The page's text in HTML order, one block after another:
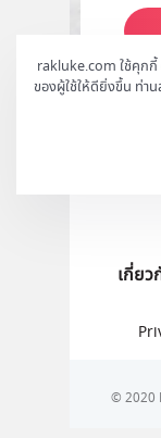
rakluke.com ใช้คุก
ของผู้ใช้ให้ดียิ่งขึ้น ท่าน
เกี่ยว
© 2020